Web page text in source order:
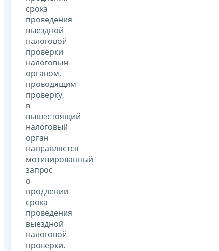
срока
проведения
выездной
налоговой
проверки
налоговым
органом,
проводящим
проверку,
в
вышестоящий
налоговый
орган
направляется
мотивированный
запрос
о
продлении
срока
проведения
выездной
налоговой
проверки.